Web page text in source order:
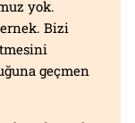
yok.
Bizi
geçmen